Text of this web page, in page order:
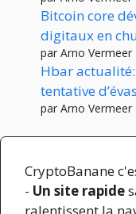
Bitcoin core
digitaux en
par Arno Vermeer
Hbar
tentative
par Arno Vermeer
CryptoBanane
- Un site rapide